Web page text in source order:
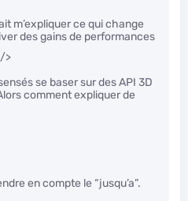
m’expliquer ce qui change
des gains de performances
>
se baser sur des API 3D
comment expliquer de
en compte le “jusqu’a”.